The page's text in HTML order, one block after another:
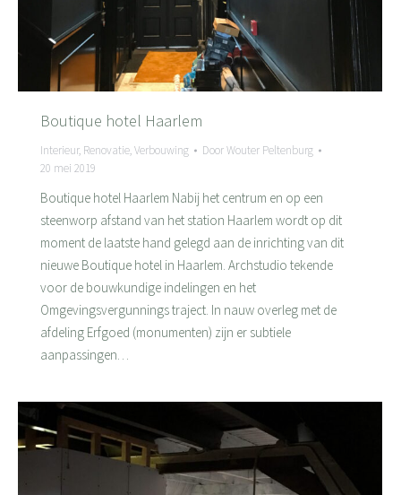
Boutique hotel Haarlem
Interieur, Renovatie,Verbouwing DoorWouter Peltenburg
20 mei 2019
Boutique hotel Haarlem Nabij het centrum en op een
steenworp afstand van het station Haarlem wordt op dit
moment de laatste hand gelegd aan de inrichting van dit
nieuwe Boutique hotel in Haarlem. Archstudio tekende
voor de bouwkundige indelingen en het
Omgevingsvergunnings traject. In nauw overleg met de
afdeling Erfgoed (monumenten) zijn er subtiele
aanpassingen…